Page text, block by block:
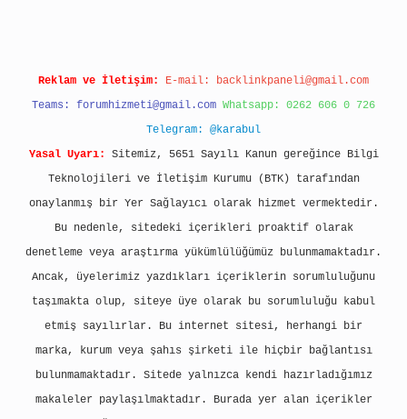
Reklam ve İletişim: E-mail: backlinkpaneli@gmail.com
Teams: forumhizmeti@gmail.com Whatsapp: 0262 606 0 726
Telegram: @karabul
Yasal Uyarı:
Sitemiz, 5651 Sayılı Kanun gereğince Bilgi
Teknolojileri ve İletişim Kurumu (BTK) tarafından
onaylanmış bir Yer Sağlayıcı olarak hizmet vermektedir.
Bu nedenle, sitedeki içerikleri proaktif olarak
denetleme veya araştırma yükümlülüğümüz bulunmamaktadır.
Ancak, üyelerimiz yazdıkları içeriklerin sorumluluğunu
taşımakta olup, siteye üye olarak bu sorumluluğu kabul
etmiş sayılırlar. Bu internet sitesi, herhangi bir
marka, kurum veya şahıs şirketi ile hiçbir bağlantısı
bulunmamaktadır. Sitede yalnızca kendi hazırladığımız
makaleler paylaşılmaktadır. Burada yer alan içerikler